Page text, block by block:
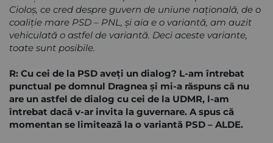
Cioloş, ce cred despre guvern de uniune naţională, de o
coaliţie mare PSD – PNL, şi aia e o variantă, am auzit
vehiculată o astfel de variantă. Deci aceste variante,
toate sunt posibile.
R: Cu cei de la PSD aveţi un dialog? L-am întrebat
punctual pe domnul Dragnea şi mi-a răspuns că nu
are un astfel de dialog cu cei de la UDMR, l-am
întrebat dacă v-ar invita la guvernare. A spus că
momentan se limitează la o variantă PSD – ALDE.